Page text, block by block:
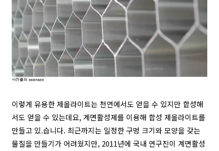
이렇게 유용한 제올라이트는 천연에서도 얻을 수 있지만 합성해
서도 얻을 수 있는데요, 계면활성제를 이용해 합성 제올라이트를
만들고 있.습니다. 최근까지는 일정한 구멍 크기와 모양을 갖는
물질을 만들기가 어려웠지만, 2011년에 국내 연구진이 계면활성